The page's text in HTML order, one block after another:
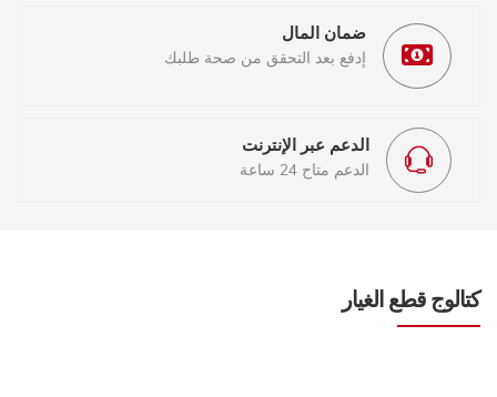
ضمان المال
إدفع بعد التحقق من صحة طلبك
الدعم عبر الإنترنت
الدعم متاح 24 ساعة
كتالوج قطع الغيار